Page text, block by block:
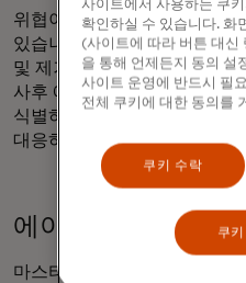
위협이 현실이긴 하지만, 우리
있습니다. 에이전트가 악성
및 제거, 에이전트가 접근할
사후 에이전트의 활동을 감사
식별하는 등 프롬프트 인젝션
대응하는 기법들이 있습니다.
에이전트 보안은 공
마스터카드는 강력한
사이트에서 사용하는 쿠
확인하실 수 있습니다. 화
(사이트에 따라 버튼 대신
을 통해 언제든지 동의 설
사이트 운영에 반드시 필
전체 쿠키에 대한 동의를
쿠키 수락
쿠키